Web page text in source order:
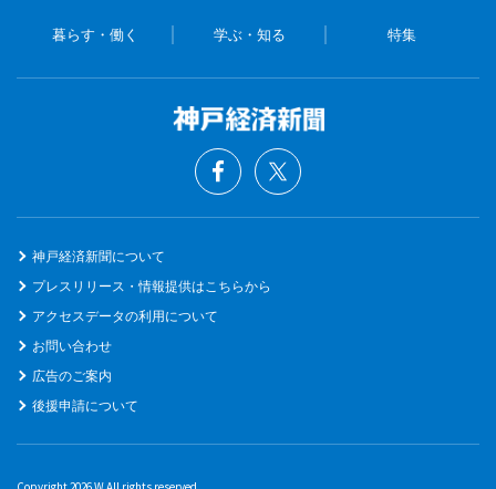
暮らす・働く 学ぶ・知る 特集
神戸経済新聞について
プレスリリース・情報提供はこちらから
アクセスデータの利用について
お問い合わせ
広告のご案内
後援申請について